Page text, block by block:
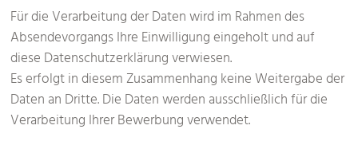
Für die Verarbeitung der Daten wird im Rahmen des
Absendevorgangs Ihre Einwilligung eingeholt und auf
diese Datenschutzerklärung verwiesen.
Es erfolgt in diesem Zusammenhang keine Weitergabe der
Daten an Dritte. Die Daten werden ausschließlich für die
Verarbeitung Ihrer Bewerbung verwendet.